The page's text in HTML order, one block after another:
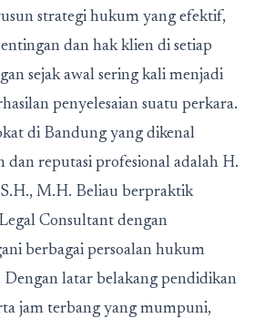
strategi hukum yang efektif,
dan hak klien di setiap
sejak awal sering kali menjadi
penyelesaian suatu perkara.
di Bandung yang dikenal
dan reputasi profesional adalah H.
S.H., M.H. Beliau berpraktik
Consultant dengan
berbagai persoalan hukum
Dengan latar belakang pendidikan
jam terbang yang mumpuni,